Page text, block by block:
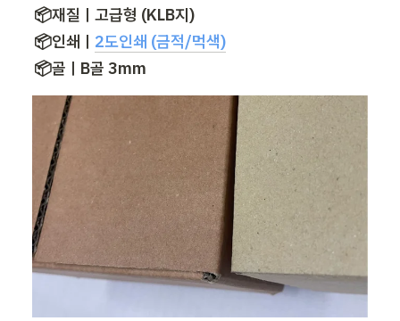
📦재질ㅣ고급형 (KLB지)
📦인쇄ㅣ 2도인쇄 (금적/먹색)
📦골ㅣB골 3mm